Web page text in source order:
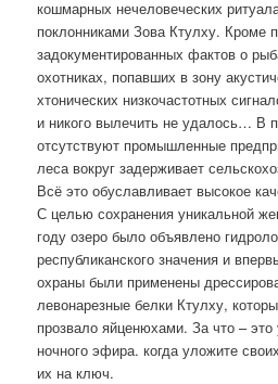
кошмарных нечеловеческих
поклонниками Зова Ктулху. Кроме
задокументированных фактов о
охотниках, попавших в зону
хтонических низкочастотных
и никого вылечить не удалось… В
отсутствуют промышленные
леса вокруг задерживает
Всё это обуславливает высокое
С целью сохранения уникальной
году озеро было объявлено
республиканского значения и
охраны были применены
левонарезные белки Ктулху,
прозвало яйценюхами. За что –
ночного эфира. когда уложите
их на ключ.